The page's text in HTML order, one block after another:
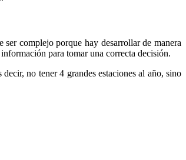
complejo porque hay desarrollar de manera
para tomar una correcta decisión.
no tener 4 grandes estaciones al año, sino